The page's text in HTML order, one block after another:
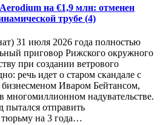
на €1,9 млн: отменен
трубе (4)
31 июля 2026 года полностью
приговор Рижского окружного
при создании ветрового
речь идет о старом скандале с
Иваром Бейтансом,
многомиллионном надувательстве.
пытался отправить
тюрьму на 3 года…